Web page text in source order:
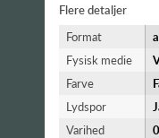
Flere detaljer
Format
Fysisk medie
Farve
Lydspor
Varihed